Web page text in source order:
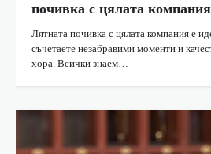
почивка с цялата компания
Лятната почивка с цялата компания е
съчетаете незабравими моменти и
хора. Всички знаем…